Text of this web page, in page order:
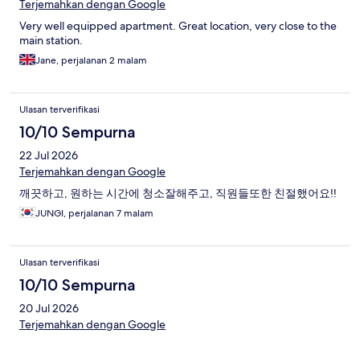
Terjemahkan dengan Google
Very well equipped apartment. Great location, very close to the
main station.
Jane, perjalanan 2 malam
Ulasan terverifikasi
10/10 Sempurna
22 Jul 2026
Terjemahkan dengan Google
깨끗하고, 원하는 시간에 청소잘해주고, 직원들또한 친절했어요!!
JUNGI, perjalanan 7 malam
Ulasan terverifikasi
10/10 Sempurna
20 Jul 2026
Terjemahkan dengan Google